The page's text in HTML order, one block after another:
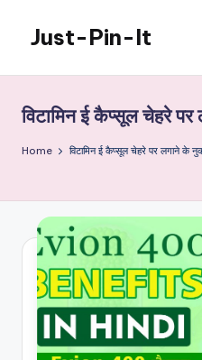
content
Just-Pin-It
विटामिन ई कैप्सूल चेहरे
Home विटामिन ई कैप्सूल चेहरे पर लगाने के